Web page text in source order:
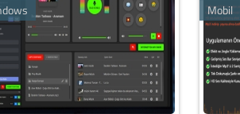
Mobil